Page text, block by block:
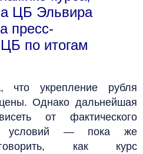
ЦБ Эльвира
пресс-
по итогам
что укрепление рубля
Однако дальнейшая
от фактического
условий — пока же
как курс